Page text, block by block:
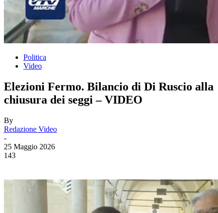
Politica
Video
Elezioni Fermo. Bilancio di Di Ruscio alla
chiusura dei seggi – VIDEO
By
Redazione Video
-
25 Maggio 2026
143